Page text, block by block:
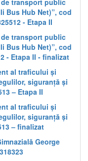
transport public
Bus Hub Net)”, cod
- Etapa II
transport public
Bus Hub Net)”, cod
- Etapa II - finalizat
al traficului și
siguranță și
– Etapa II
al traficului și
siguranță și
– finalizat
George